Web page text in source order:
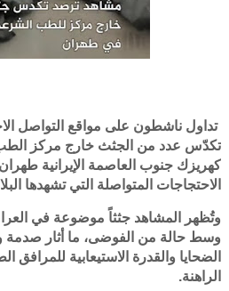
تداول ناشطون على مواقع التواصل
تكدّس عدد من الجثث خارج مركز
كهريزك جنوب العاصمة الإيرانية
الاحتجاجات المتواصلة التي تشهدها
وتُظهر المشاهد جثثاً موضوعة في
وسط حالة من الفوضى، ما أثار صدمة
الضحايا والقدرة الاستيعابية
الراهنة.